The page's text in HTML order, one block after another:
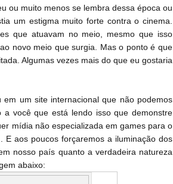
ou muito menos se lembra dessa época ou
um estigma muito forte contra o cinema.
que atuavam no meio, mesmo que isso
novo meio que surgia. Mas o ponto é que
Algumas vezes mais do que eu gostaria
um site internacional que não podemos
você que está lendo isso que demonstre
mídia não especializada em games para o
E aos poucos forçaremos a iluminação dos
nosso país quanto a verdadeira natureza
abaixo: